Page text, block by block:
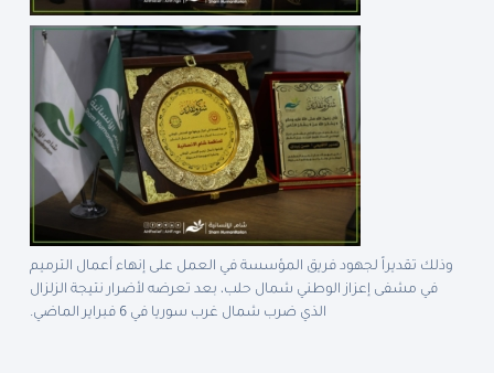
وذلك تقديراً لجهود فريق المؤسسة في العمل على إنهاء أعمال الترميم
في مشفى إعزاز الوطني شمال حلب، بعد تعرضه لأضرار نتيجة الزلزال
الذي ضرب شمال غرب سوريا في 6 فبراير الماضي.